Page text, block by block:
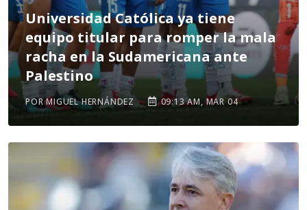
Universidad Católica ya tiene
equipo titular para romper la mala
racha en la Sudamericana ante
Palestino
POR MIGUEL HERNÁNDEZ 09:13 AM, MAR 04